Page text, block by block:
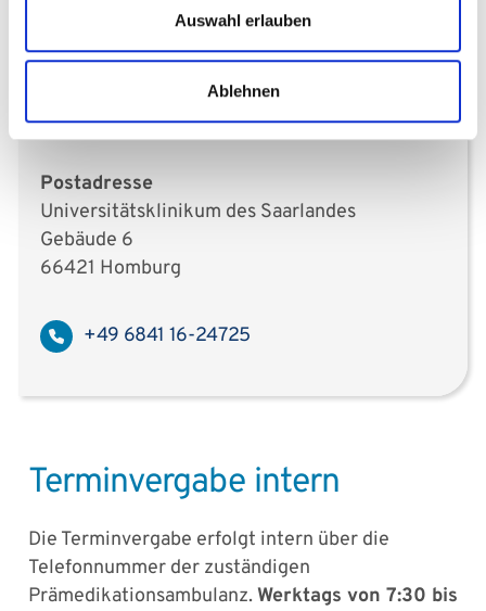
Auswahl erlauben
Ablehnen
HNO & Urologie
Montag bis Freitag von 8 bis 13 Uhr
Postadresse
Universitätsklinikum des Saarlandes
Gebäude 6
66421 Homburg
+49 6841 16-24725
Terminvergabe intern
Die Terminvergabe erfolgt intern über die
Telefonnummer der zuständigen
Prämedikationsambulanz.Werktags von 7:30 bis